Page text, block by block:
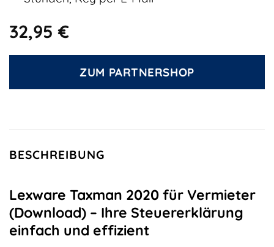
32,95€
ZUM PARTNERSHOP
BESCHREIBUNG
Lexware Taxman 2020 für Vermieter
(Download) – Ihre Steuererklärung
einfach und effizient